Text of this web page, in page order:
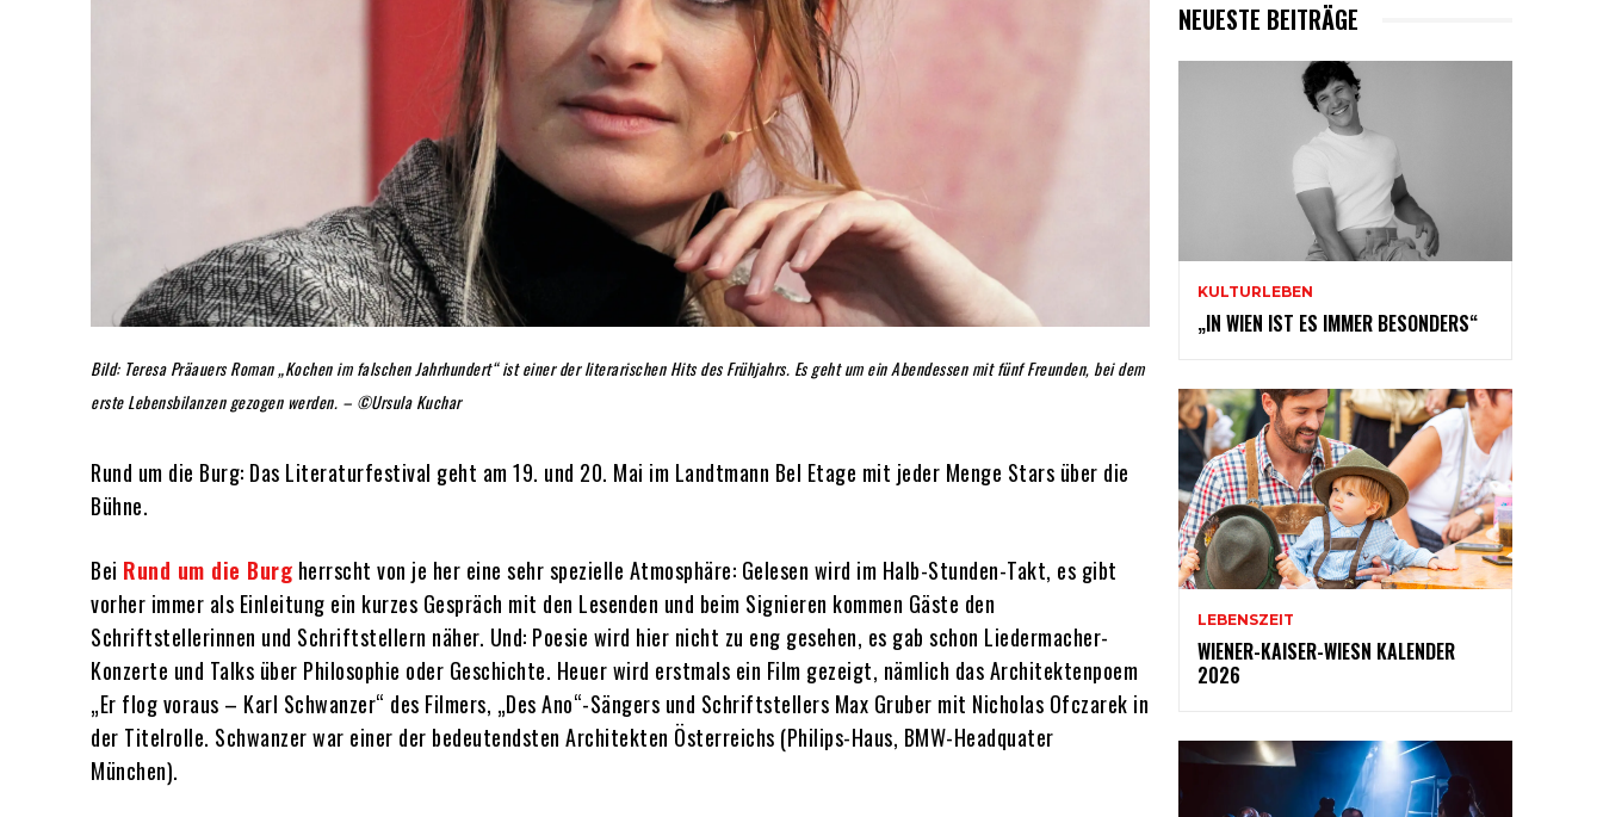
Bild: Teresa Präauers Roman „Kochen im falschen Jahrhundert“ ist einer der literarischen Hits des Frühjahrs. Es geht um ein Abendessen mit fünf Freunden, bei dem
erste Lebensbilanzen gezogen werden. – ©Ursula Kuchar
Rund um die Burg: Das Literaturfestival geht am 19. und 20. Mai im Landtmann Bel Etage mit jeder Menge Stars über die
Bühne.
Bei Rund um die Burg herrscht von je her eine sehr spezielle Atmosphäre: Gelesen wird im Halb-Stunden-Takt, es gibt
vorher immer als Einleitung ein kurzes Gespräch mit den Lesenden und beim Signieren kommen Gäste den
Schriftstellerinnen und Schriftstellern näher. Und: Poesie wird hier nicht zu eng gesehen, es gab schon Liedermacher-
Konzerte und Talks über Philosophie oder Geschichte. Heuer wird erstmals ein Film gezeigt, nämlich das Architektenpoem
„Er flog voraus – Karl Schwanzer“ des Filmers, „Des Ano“-Sängers und Schriftstellers Max Gruber mit Nicholas Ofczarek in
der Titelrolle. Schwanzer war einer der bedeutendsten Architekten Österreichs (Philips-Haus, BMW-Headquater
München).
NEUESTE BEITRÄGE
KULTURLEBEN
„IN WIEN IST ES IMMER BESONDERS“
LEBENSZEIT
WIENER-KAISER-WIESN KALENDER
2026